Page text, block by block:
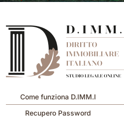
Come funziona D.IMM.I
Recupero Password